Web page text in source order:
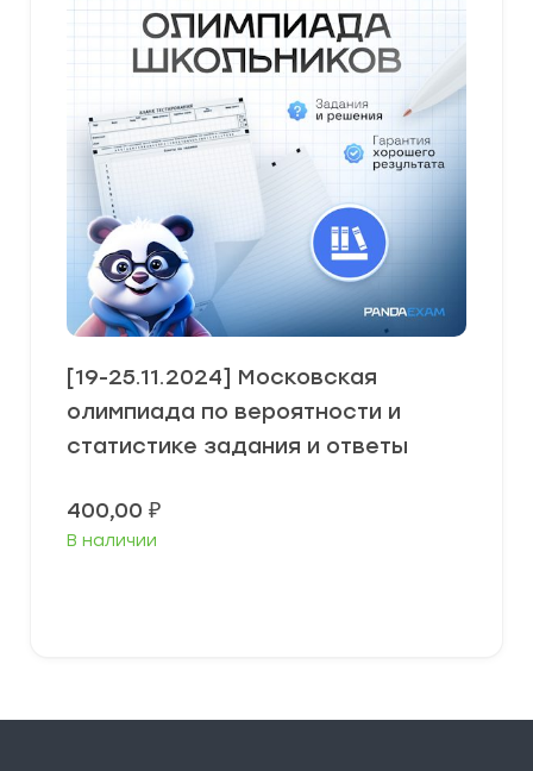
[19-25.11.2024] Московская
олимпиада по вероятности и
статистике задания и ответы
400,00 ₽
В наличии